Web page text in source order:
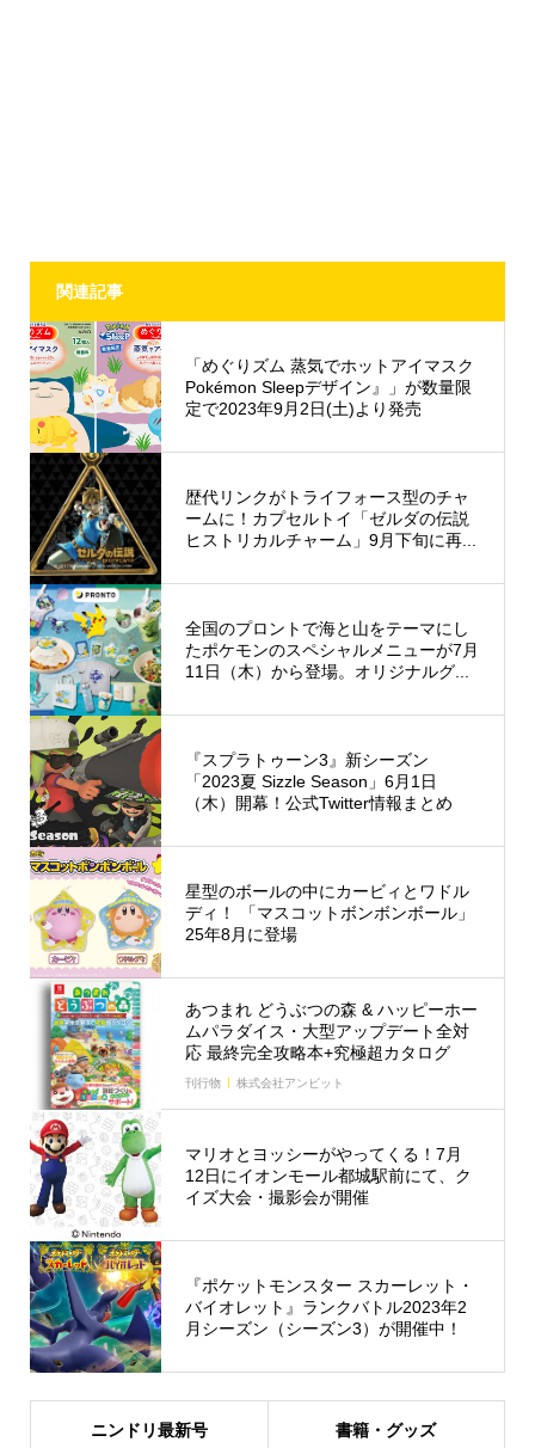
関連記事
「めぐりズム 蒸気でホットアイマスク
Pokémon Sleepデザイン』」が数量限
定で2023年9月2日(土)より発売
歴代リンクがトライフォース型のチャ
ームに！カプセルトイ「ゼルダの伝説
ヒストリカルチャーム」9月下旬に再...
全国のプロントで海と山をテーマにし
たポケモンのスペシャルメニューが7月
11日（木）から登場。オリジナルグ...
『スプラトゥーン3』新シーズン
「2023夏 Sizzle Season」6月1日
（木）開幕！公式Twitter情報まとめ
星型のボールの中にカービィとワドル
ディ！ 「マスコットボンボンボール」
25年8月に登場
あつまれ どうぶつの森 & ハッピーホー
ムパラダイス・大型アップデート全対
応 最終完全攻略本+究極超カタログ
刊行物 株式会社アンビット
マリオとヨッシーがやってくる！7月
12日にイオンモール都城駅前にて、ク
イズ大会・撮影会が開催
『ポケットモンスター スカーレット・
バイオレット』ランクバトル2023年2
月シーズン（シーズン3）が開催中！
ニンドリ最新号 書籍・グッズ